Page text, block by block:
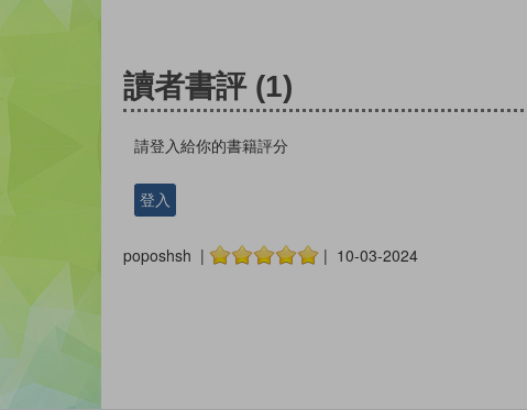
讀者書評 (1)
請登入給你的書籍評分
登入
poposhsh | | 10-03-2024